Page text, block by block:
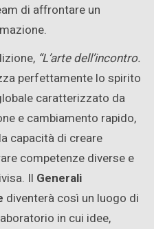
di affrontare un
“L’arte dell’incontro.
perfettamente lo spirito
caratterizzato da
e cambiamento rapido,
capacità di creare
competenze diverse e
Il Generali
diventerà così un luogo di
in cui idee,